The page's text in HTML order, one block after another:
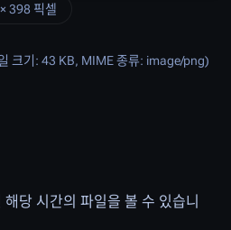
398 픽셀
크기: 43 KB, MIME 종류: image/png)
당 시간의 파일을 볼 수 있습니